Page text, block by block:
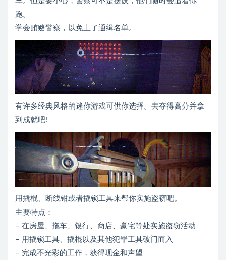
跑。
学会贿赂警察，以免上了通缉名单。
有许多经典风格的迷你游戏可供你选择。去夺得高分并拿
到成就吧!
用撬棍、断线钳或者撬锁工具来帮你实施盗窃吧。
主要特点：
– 在房屋、拖车、银行、商店、豪宅等处实施盗窃活动
– 用撬锁工具、撬棍以及其他犯罪工具破门而入
– 完成不光彩的工作，获得现金和声望